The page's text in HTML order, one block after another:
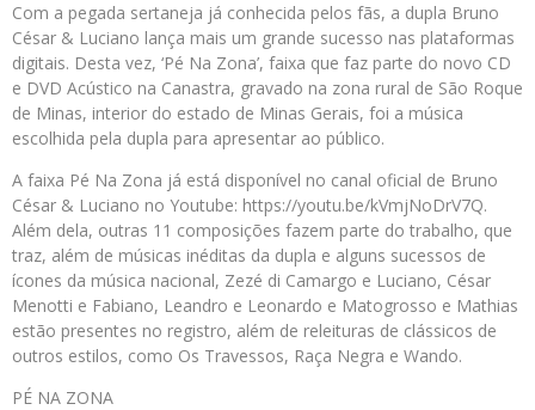
Com a pegada sertaneja já conhecida pelos fãs, a dupla Bruno
César & Luciano lança mais um grande sucesso nas plataformas
digitais. Desta vez, ‘Pé Na Zona’, faixa que faz parte do novo CD
e DVD Acústico na Canastra, gravado na zona rural de São Roque
de Minas, interior do estado de Minas Gerais, foi a música
escolhida pela dupla para apresentar ao público.
A faixa Pé Na Zona já está disponível no canal oficial de Bruno
César & Luciano no Youtube: https://youtu.be/kVmjNoDrV7Q.
Além dela, outras 11 composições fazem parte do trabalho, que
traz, além de músicas inéditas da dupla e alguns sucessos de
ícones da música nacional, Zezé di Camargo e Luciano, César
Menotti e Fabiano, Leandro e Leonardo e Matogrosso e Mathias
estão presentes no registro, além de releituras de clássicos de
outros estilos, como Os Travessos, Raça Negra e Wando.
PÉ NA ZONA